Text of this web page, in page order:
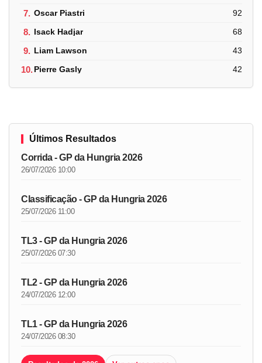
7. Oscar Piastri 92
8. Isack Hadjar 68
9. Liam Lawson 43
10.Pierre Gasly 42
Últimos Resultados
Corrida - GP da Hungria 2026
26/07/2026 10:00
Classificação - GP da Hungria 2026
25/07/2026 11:00
TL3 - GP da Hungria 2026
25/07/2026 07:30
TL2 - GP da Hungria 2026
24/07/2026 12:00
TL1 - GP da Hungria 2026
24/07/2026 08:30